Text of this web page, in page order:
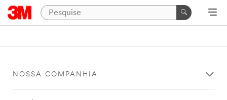
NOSSA COMPANHIA